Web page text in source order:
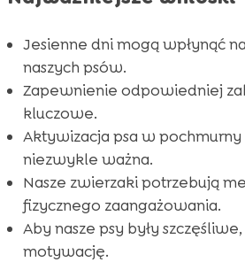
 FAQ
Jesienne dni mogą wpłynąć
naszych psów.
Zapewnienie odpowiedniej
kluczowe.
Aktywizacja psa w pochmurny
niezwykle ważna.
Nasze zwierzaki potrzebują
fizycznego zaangażowania.
Aby nasze psy były
motywację.